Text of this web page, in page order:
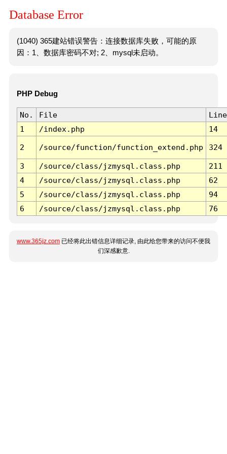
Database Error
(1040) 365建站错误警告：连接数据库失败，可能的原
因：1、数据库密码不对; 2、mysql未启动。
PHP Debug
No. File
Line
1
/index.php 14
2 /source/function/function_extend.php 324
3 /source/class/jzmysql.class.php
211
4
/source/class/jzmysql.class.php
62
5
/source/class/jzmysql.class.php
94
6
/source/class/jzmysql.class.php 76
www.365jz.com 已经将此出错信息详细记录, 由此给您带来的访问不便我
们深感歉意.